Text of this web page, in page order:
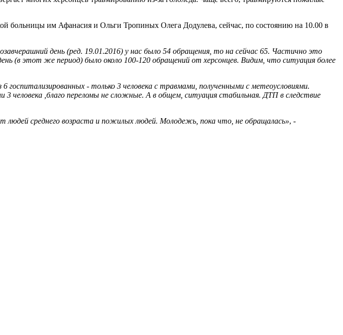
больницы им Афанасия и Ольги Тропиных Олега Додулева, сейчас, по состоянию на 10.00 в
день (ред. 19.01.2016) у нас было 54 обращения, то на сейчас 65. Частично это
(в этот же период) было около 100-120 обращений от херсонцев. Видим, что ситуация более
госпитализированных - только 3 человека с травмами, полученными с метеоусловиями.
3 человека ,благо переломы не сложные. А в общем, ситуация стабильная. ДТП в следствие
людей среднего возраста и пожилых людей. Молодежь, пока что, не обращалась», -